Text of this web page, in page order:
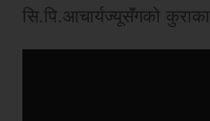
सि.पि.आचार्यज्यूसॅंगको